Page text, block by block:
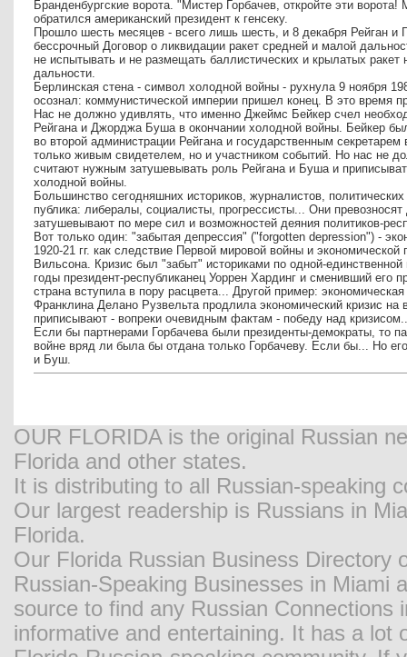
Бранденбургские ворота. "Мистер Горбачев, откройте эти
обратился американский президент к генсеку.
Прошло шесть месяцев - всего лишь шесть, и 8 декабря Рейган и
бессрочный Договор о ликвидации ракет средней и малой
не испытывать и не размещать баллистических и крылатых ракет
дальности.
Берлинская стена - символ холодной войны - рухнула 9 ноября
осознал: коммунистической империи пришел конец. В это время
Нас не должно удивлять, что именно Джеймс Бейкер счел
Рейгана и Джорджа Буша в окончании холодной войны. Бейкер
во второй администрации Рейгана и государственным
только живым свидетелем, но и участником событий. Но нас не
считают нужным затушевывать роль Рейгана и Буша и
холодной войны.
Большинство сегодняшних историков, журналистов,
публика: либералы, социалисты, прогрессисты... Они
затушевывают по мере сил и возможностей деяния политиков-
Вот только один: "забытая депрессия" ("forgotten depression") -
1920-21 гг. как следствие Первой мировой войны и
Вильсона. Кризис был "забыт" историками по одной-
годы президент-республиканец Уоррен Хардинг и сменивший его
страна вступила в пору расцвета... Другой пример:
Франклина Делано Рузвельта продлила экономический кризис на
приписывают - вопреки очевидным фактам - победу над
Если бы партнерами Горбачева были президенты-демократы, то
войне вряд ли была бы отдана только Горбачеву. Если бы... Но
и Буш.
OUR FLORIDA is the original Russian
Florida and other states.
It is distributing to all Russian-speaking
Our largest readership is Russians in
Florida.
Our Florida Russian Business Directory
Russian-Speaking Businesses in Miami
source to find any Russian
informative and entertaining. It has a